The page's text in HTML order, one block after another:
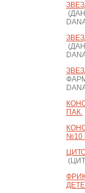
ПАК.
№10